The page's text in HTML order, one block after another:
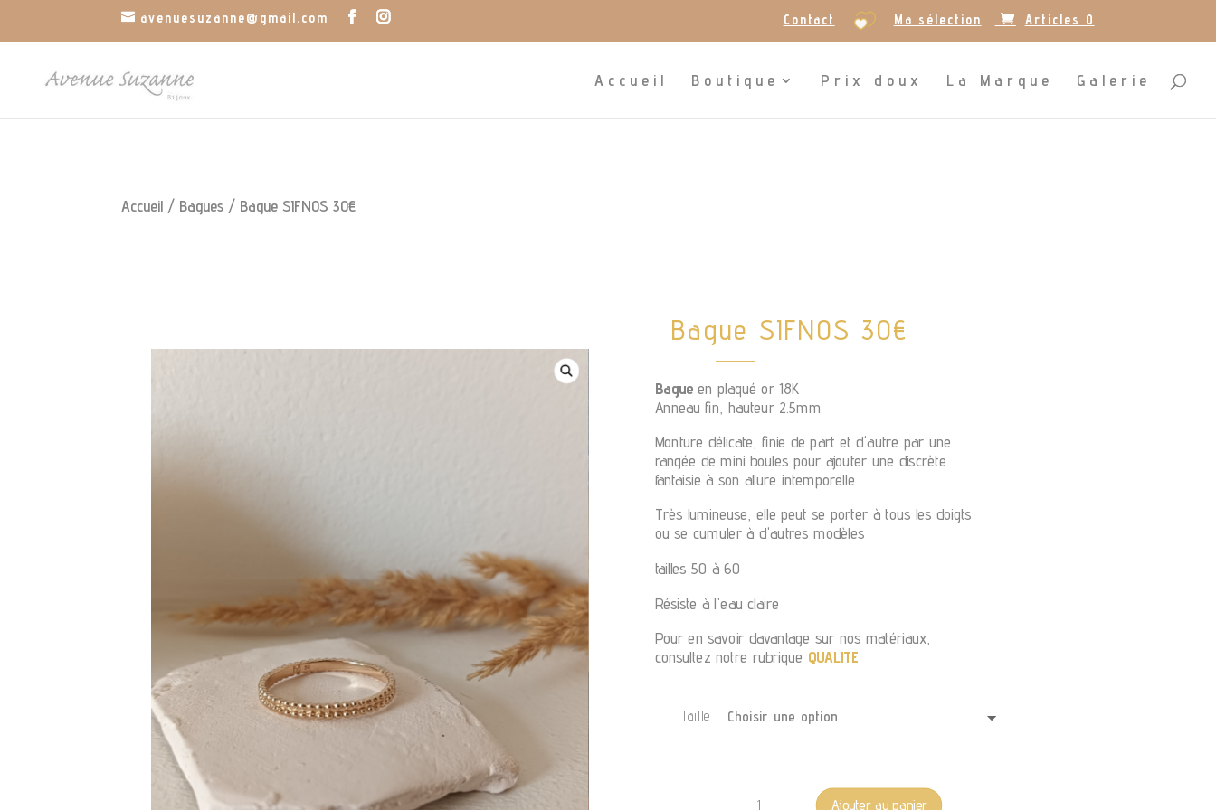
avenuesuzanne@gmail.com Contact Ma sélection Articles 0
Accueil Boutique Prix doux La Marque Galerie
Accueil / Bagues / Bague SIFNOS 30€
Bague SIFNOS 30€
Bague en plaqué or 18K
Anneau fin, hauteur 2.5mm
Monture délicate, finie de part et d'autre par une
rangée de mini boules pour ajouter une discrète
fantaisie à son allure intemporelle
Très lumineuse, elle peut se porter à tous les doigts
ou se cumuler à d'autres modèles
tailles 50 à 60
Résiste à l'eau claire
Pour en savoir davantage sur nos matériaux,
consultez notre rubrique QUALITE
Taille
Ajouter au panier